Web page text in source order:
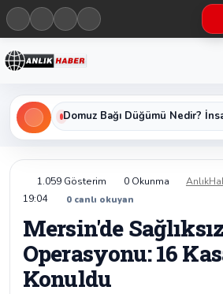
1.059 Gösterim 0 Okunma
19:04
0canlı okuyan
Mersin'de
Operasyonu: 16
Konuldu